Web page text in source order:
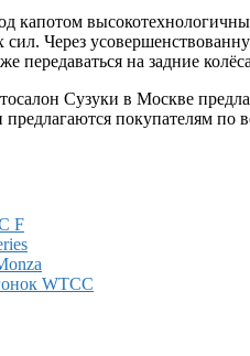
капотом
Через
передаваться на задние
Сузуки в Москве
покупателям по
F
WTCC